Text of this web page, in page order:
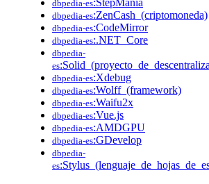
dbpedia-es
dbpedia-es:ZenCash_(criptomoneda)
dbpedia-es:CodeMirror
dbpedia-es:.NET_Core
dbpedia-
es
dbpedia-es:Xdebug
dbpedia-es:Wolff_(framework)
dbpedia-es:Waifu2x
dbpedia-es:Vue.js
dbpedia-es:AMDGPU
dbpedia-es:GDevelop
dbpedia-
es